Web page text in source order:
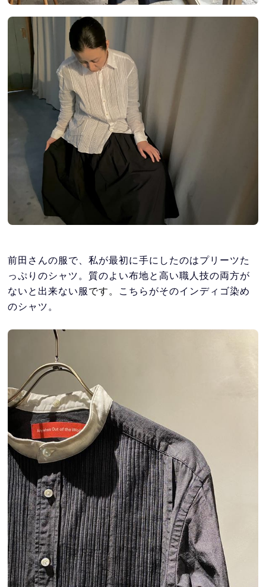
前田さんの服で、私が最初に手にしたのはプリーツた
っぷりのシャツ。質のよい布地と高い職人技の両方が
ないと出来ない服 です。
こちらがそのインディゴ染め
のシャツ。